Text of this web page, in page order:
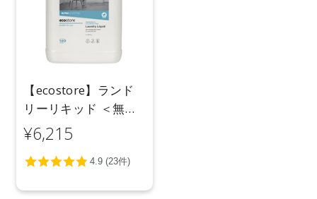
【ecostore】ランド
リーリキッド ＜無香
料＞ 5L
¥6,215